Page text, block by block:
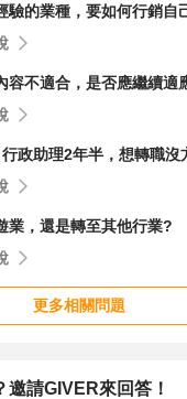
驗的業種，要如何行銷自
容不適合，是否應繼續適
政助理2年半，想轉職沒
業，還是轉至其他行業?
更多相關問題
邀請GIVER來回答！